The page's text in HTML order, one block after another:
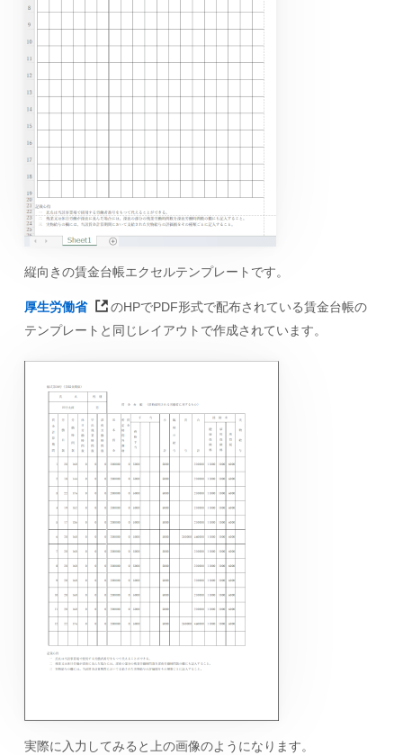
縦向きの賃金台帳エクセルテンプレートです。
厚生労働省
のHPでPDF形式で配布されている賃金台帳の
テンプレートと同じレイアウトで作成されています。
実際に入力してみると上の画像のようになります。